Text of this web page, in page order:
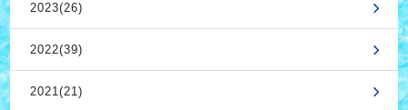
2023(26)
2022(39)
2021(21)